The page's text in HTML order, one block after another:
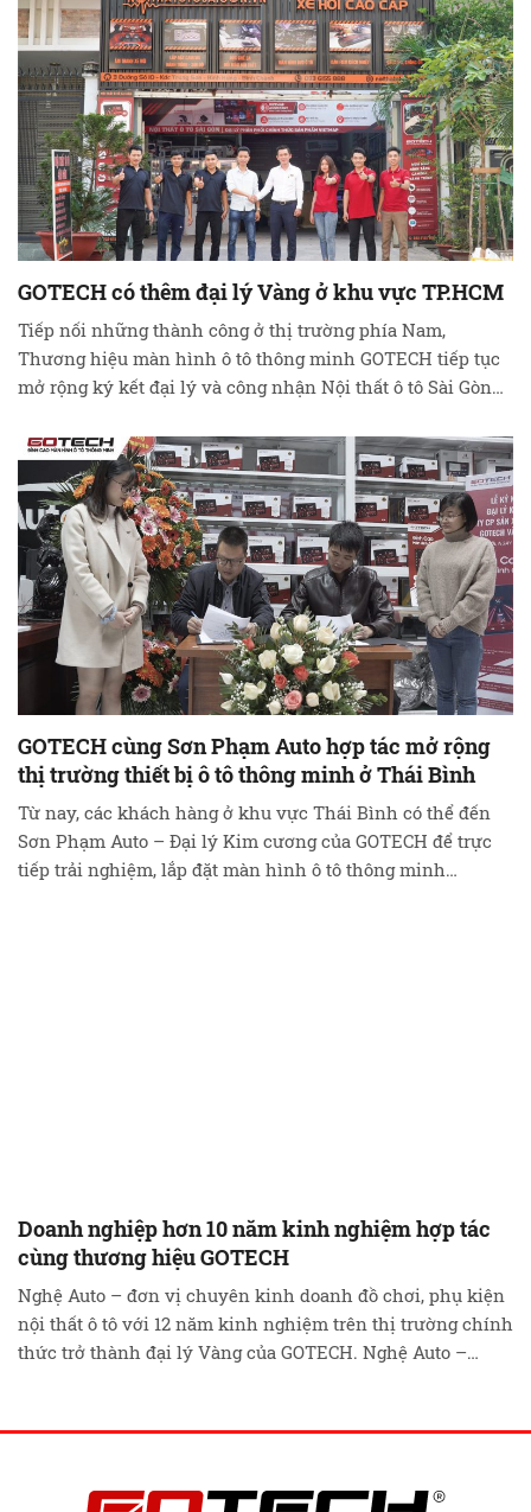
GOTECH có thêm đại lý Vàng ở khu vực TP.HCM
Tiếp nối những thành công ở thị trường phía Nam,
Thương hiệu màn hình ô tô thông minh GOTECH tiếp tục
mở rộng ký kết đại lý và công nhận Nội thất ô tô Sài Gòn
đánh dấu mối quan hệ hợp …Đọc tiếp
GOTECH cùng Sơn Phạm Auto hợp tác mở rộng
thị trường thiết bị ô tô thông minh ở Thái Bình
Từ nay, các khách hàng ở khu vực Thái Bình có thể đến
Sơn Phạm Auto – Đại lý Kim cương của GOTECH để trực
tiếp trải nghiệm, lắp đặt màn hình ô tô thông minh
Doanh nghiệp hơn 10 năm kinh nghiệm hợp tác
cùng thương hiệu GOTECH
Nghệ Auto – đơn vị chuyên kinh doanh đồ chơi, phụ kiện
nội thất ô tô với 12 năm kinh nghiệm trên thị trường chính
thức trở thành đại lý Vàng của GOTECH. Nghệ Auto –